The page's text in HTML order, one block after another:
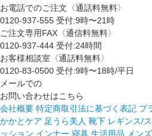
お電話でのご注文〈通話料無料〉
0120-937-555 受付:9時〜21時
ご注文専用FAX〈通信料無料〉
0120-937-444 受付:24時間
お客様相談室〈通話料無料〉
0120-83-0500 受付:9時〜18時/平日
メールでの
お問い合わせはこちら
会社概要 特定商取引法に基づく表記 プ
かかとケア 足うら美人 靴下 レギンス/
ッション インナー 寝具 生活用品 メンズ